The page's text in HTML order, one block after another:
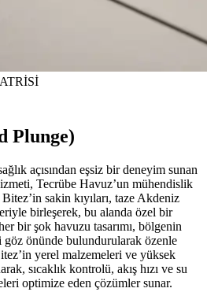
Plunge)
açısından eşsiz bir deneyim sunan
Tecrübe Havuz’un mühendislik
sakin kıyıları, taze Akdeniz
birleşerek, bu alanda özel bir
bir şok havuzu tasarımı, bölgenin
önünde bulundurularak özenle
yerel malzemeleri ve yüksek
sıcaklık kontrolü, akış hızı ve su
optimize eden çözümler sunar.